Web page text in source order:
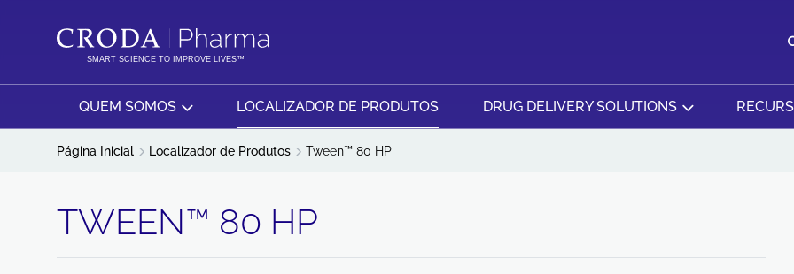
SMART SCIENCE TO IMPROVE LIVES™
QUEM SOMOS LOCALIZADOR DE PRODUTOS DRUG DELIVERY SOLUTIONS
Página Inicial Localizador de Produtos Tween™ 80 HP
TWEEN™ 80 HP